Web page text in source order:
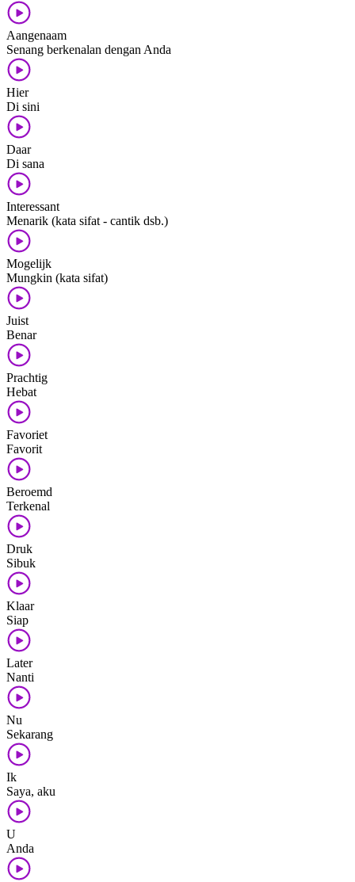
Aangenaam
Senang berkenalan dengan Anda
Hier
Di sini
Daar
Di sana
Interessant
Menarik (kata sifat - cantik dsb.)
Mogelijk
Mungkin (kata sifat)
Juist
Benar
Prachtig
Hebat
Favoriet
Favorit
Beroemd
Terkenal
Druk
Sibuk
Klaar
Siap
Later
Nanti
Nu
Sekarang
Ik
Saya, aku
U
Anda